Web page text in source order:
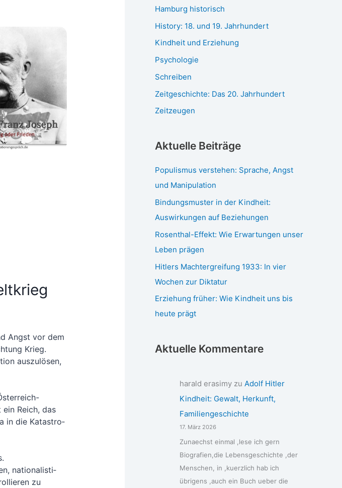
Angst vor dem
Krieg.
aus­zu­lö­sen,
ein Reich, das
in die Kata­stro­
natio­na­lis­ti­
zu
Hamburg historisch
History: 18. und 19. Jahrhundert
Kindheit und Erziehung
Psychologie
Schreiben
Zeitgeschichte: Das 20. Jahrhundert
Zeitzeugen
Aktuelle Beiträge
Populismus verstehen: Sprache, Angst
und Manipulation
Bindungsmuster in der Kindheit:
Auswirkungen auf Beziehungen
Rosenthal-Effekt: Wie Erwartungen unser
Leben prägen
Hitlers Machtergreifung 1933: In vier
Wochen zur Diktatur
Erziehung früher: Wie Kindheit uns bis
heute prägt
Aktuelle Kommentare
harald erasimyzu Adolf Hitler
Kindheit: Gewalt, Herkunft,
Familiengeschichte
17. März 2026
Zunaechst einmal ,lese ich gern
Biografien,die Lebensgeschichte ,der
Menschen, in ,kuerzlich hab ich
übrigens ,auch ein Buch ueber die